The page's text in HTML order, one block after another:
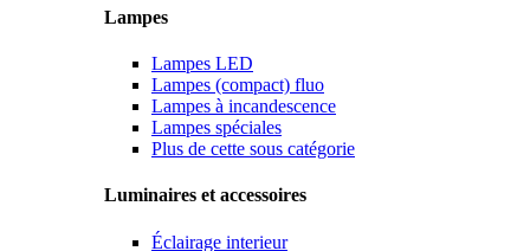
Lampes
Lampes LED
Lampes (compact) fluo
Lampes à incandescence
Lampes spéciales
Plus de cette sous catégorie
Luminaires et accessoires
Éclairage interieur